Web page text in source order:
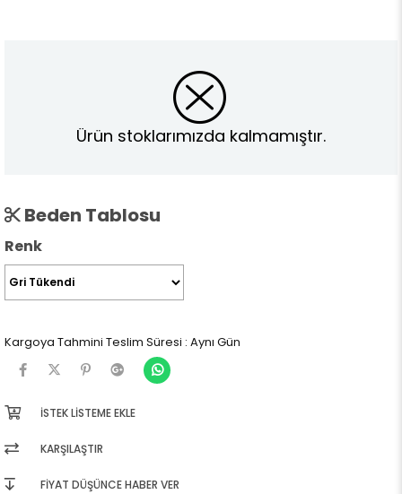
Ürün stoklarımızda kalmamıştır.
Beden Tablosu
Renk
Kargoya Tahmini Teslim Süresi : Aynı Gün
İSTEK LISTEME EKLE
KARŞILAŞTIR
FIYAT DÜŞÜNCE HABER VER